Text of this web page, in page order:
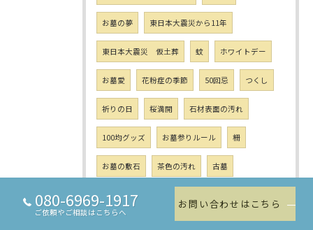
お墓の夢 東日本大震災から11年
東日本大震災 仮土葬 蚊 ホワイトデー
お墓愛 花粉症の季節 50回忌 つくし
祈りの日 桜満開 石材表面の汚れ
100均グッズ お墓参りルール 柵
お墓の敷石 茶色の汚れ 古墓
茶色い汚れ
お墓の文字色入れ
080-6969-1917
ご依頼やご相談はこちらへ
お問い合わせはこちら